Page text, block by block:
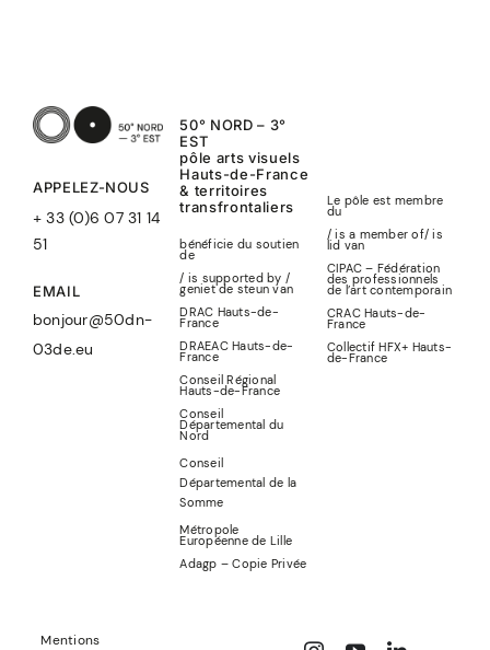
APPELEZ-NOUS
+ 33 (0)6 07 31 14
51
EMAIL
bonjour@50dn-
03de.eu
50° NORD – 3°
EST
pôle arts visuels
Hauts-de-France
& territoires
transfrontaliers
bénéficie du soutien
de
/ is supported by /
geniet de steun van
DRAC Hauts-de-
France
DRAEAC Hauts-de-
France
Conseil Régional
Hauts-de-France
Conseil
Départemental du
Nord
Conseil
Départemental de la
Somme
Métropole
Européenne de Lille
Adagp – Copie Privée
Le pôle est membre
du
/ is a member of/is
lid van
CIPAC – Fédération
des professionnels
de l’art contemporain
CRAC Hauts-de-
France
Collectif HFX+ Hauts-
de-France
Mentions